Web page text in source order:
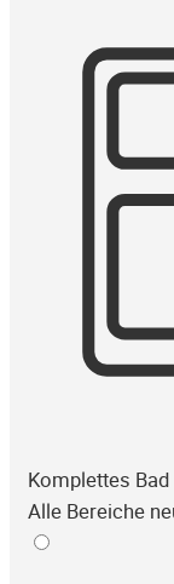
Komplettes Bad
Alle Bereiche